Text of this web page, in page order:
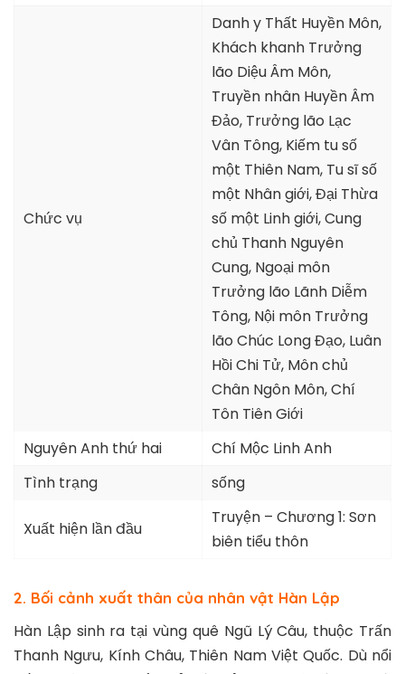
Chức vụ
Danh y Thất Huyền Môn,
Khách khanh Trưởng
lão Diệu Âm Môn,
Truyền nhân Huyền Âm
Đảo, Trưởng lão Lạc
Vân Tông, Kiếm tu số
một Thiên Nam, Tu sĩ số
một Nhân giới, Đại Thừa
số một Linh giới, Cung
chủ Thanh Nguyên
Cung, Ngoại môn
Trưởng lão Lãnh Diễm
Tông, Nội môn Trưởng
lão Chúc Long Đạo, Luân
Hồi Chi Tử, Môn chủ
Chân Ngôn Môn, Chí
Tôn Tiên Giới
Nguyên Anh thứ hai
Chí Mộc Linh Anh
Tình trạng
sống
Xuất hiện lần đầu
Truyện – Chương 1: Sơn
biên tiểu thôn
2. Bối cảnh xuất thân của nhân vật Hàn Lập
Hàn Lập sinh ra tại vùng quê Ngũ Lý Câu, thuộc Trấn
Thanh Ngưu, Kính Châu, Thiên Nam Việt Quốc. Dù nổi